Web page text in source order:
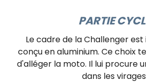
PARTIE
Le cadre de la Challenger
conçu en aluminium. Ce choix
d'alléger la moto. Il lui procure
dans les